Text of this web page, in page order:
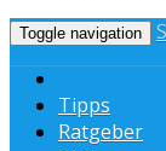
Toggle navigation
Tipps
Ratgeber